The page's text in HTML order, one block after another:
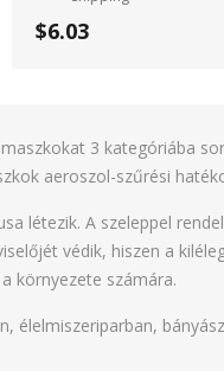
$6.03
3 kategóriába
aeroszol-szűrési
létezik. A szeleppel
védik, hiszen a
környezete számára.
élelmiszeriparban,